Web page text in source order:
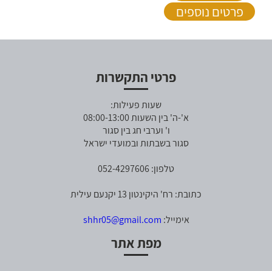
פרטים נוספים
פרטי התקשרות
שעות פעילות:
א'-ה' בין השעות 08:00-13:00
ו' וערבי חג בין סגור
סגור בשבתות ובמועדי ישראל
טלפון: 052-4297606
כתובת: רח' היקינטון 13 יקנעם עילית
אימייל: shhr05@gmail.com
מפת אתר